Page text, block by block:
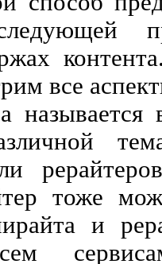
все
называется
тоже
и